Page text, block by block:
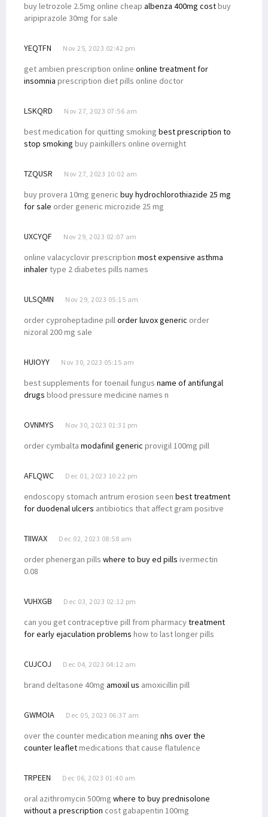
buy letrozole 2.5mg online cheap albenza 400mg costbuy
aripiprazole 30mg for sale
YEQTFN Nov 25, 2023 02:42 pm
get ambien prescription online online treatment for
insomnia prescription diet pills online doctor
LSKQRD Nov 27, 2023 07:56 am
best medication for quitting smoking best prescription to
stop smoking buy painkillers online overnight
TZQUSR Nov 27, 2023 10:02 am
buy provera 10mg generic buy hydrochlorothiazide 25 mg
for sale order generic microzide 25 mg
UXCYQF Nov 29, 2023 02:07 am
online valacyclovir prescription most expensive asthma
inhalertype 2 diabetes pills names
ULSQMN Nov 29, 2023 05:15 am
order cyproheptadine pillorder luvox generic order
nizoral 200 mg sale
HUIOYY Nov 30, 2023 05:15 am
best supplements for toenail fungus name of antifungal
drugs blood pressure medicine names n
OVNMYS Nov 30, 2023 01:31 pm
order cymbalta modafinil generic provigil 100mg pill
AFLQWC Dec 01, 2023 10:22 pm
endoscopy stomach antrum erosion seen best treatment
for duodenal ulcers antibiotics that affect gram positive
TIIWAX Dec 02, 2023 08:58 am
order phenergan pills where to buy ed pills ivermectin
0.08
VUHXGB Dec 03, 2023 02:12 pm
can you get contraceptive pill from pharmacytreatment
for early ejaculation problems how to last longer pills
CUJCOJ Dec 04, 2023 04:12 am
brand deltasone 40mg amoxil us amoxicillin pill
GWMOIA Dec 05, 2023 06:37 am
over the counter medication meaning nhs over the
counter leafletmedications that cause flatulence
TRPEEN Dec 06, 2023 01:40 am
oral azithromycin 500mg where to buy prednisolone
without a prescription cost gabapentin 100mg